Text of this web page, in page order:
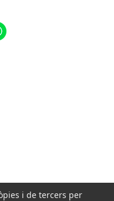
i de tercers per